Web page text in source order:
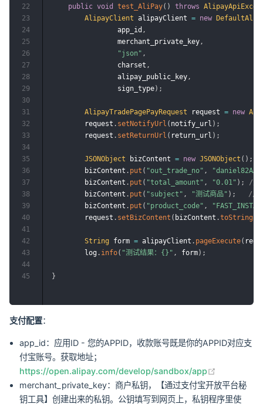
public void test_AliPay( ) throws
AlipayClient alipayClient = new
                app_id
,
                merchant_private_key
,
"json" ,
                charset
,
                alipay_public_key
,
                sign_type
) ;
AlipayTradePagePayRequest request = new
        request
. setNotifyUrl ( notify_url ) ;
        request
. setReturnUrl ( return_url ) ;
JSONObject bizContent = new JSONObject ( ) ;
        bizContent
. put ( "out_trade_no" ,
        bizContent
. put ( "total_amount" , "0.01" ) ;
//
        bizContent
. put ( "subject" , "测试商品" ) ;
//
        bizContent
. put ( "product_code" ,
        request
. setBizContent ( bizContent .toString
String form = alipayClient . pageExecute(
        log
. info( "测试结果：{}" , form) ;
}
22
23
24
25
26
27
28
29
30
31
32
33
34
35
36
37
38
39
40
41
42
43
44
45
支付配置：
app_id：应用ID - 您的APPID，收款账号既是你的APPID对应支
付宝账号。获取地址；
https://open.alipay.com/develop/sandbox/app
merchant_private_key：商户私钥，【通过支付宝开放平台秘
钥工具】创建出来的私钥。公钥填写到网页上，私钥程序里使